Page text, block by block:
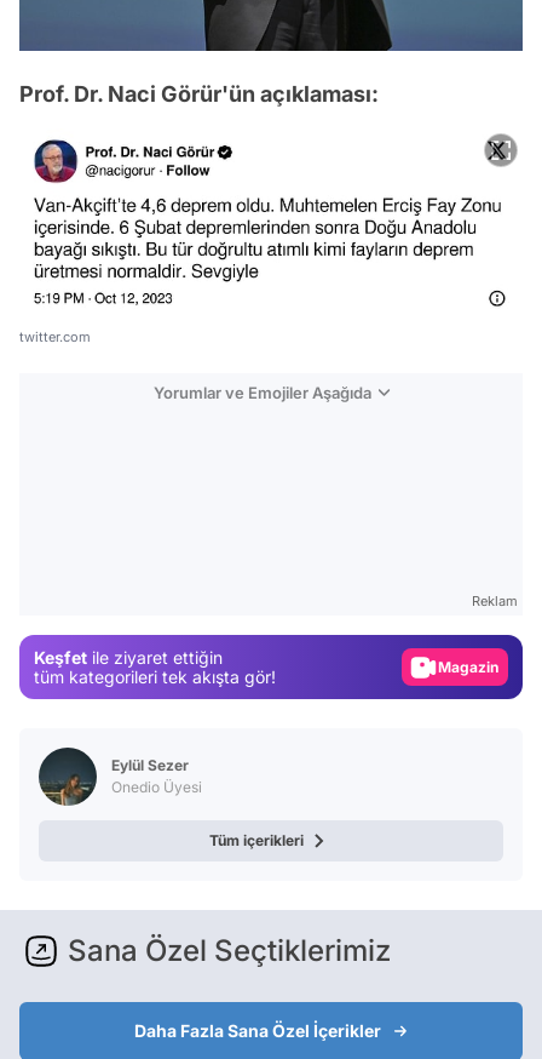
Prof. Dr. Naci Görür'ün açıklaması:
twitter.com
Yorumlar ve Emojiler Aşağıda
Reklam
Keşfet ile ziyaret ettiğin
tüm kategorileri tek akışta gör!
Magazin
Eylül Sezer
Onedio Üyesi
Tüm içerikleri
Sana Özel Seçtiklerimiz
Daha Fazla Sana Özel İçerikler